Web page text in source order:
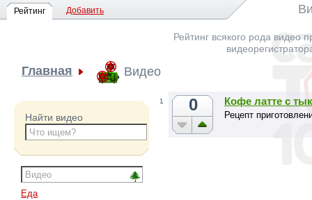
Рейтинг Добавить
Рейтинг всякого рода видео
Главная Видео
Найти видео
Еда
1 0 Кофе латте с
Рецепт